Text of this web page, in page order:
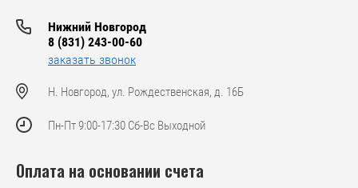
Нижний Новгород
8 (831) 243-00-60
заказать звонок
Н. Новгород, ул. Рождественская, д. 16Б
Пн-Пт 9:00-17:30 Сб-Вс Выходной
Оплата на основании счета